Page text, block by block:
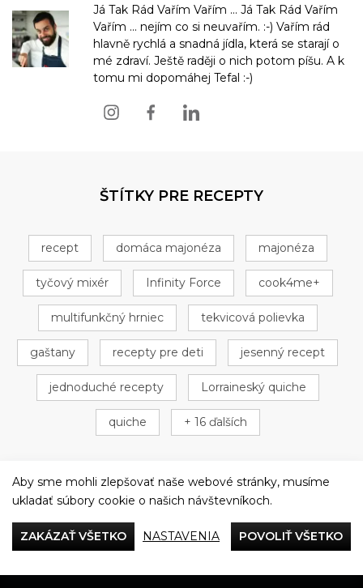
Já Tak Rád Vařím Vařím ... Já Tak Rád Vařím
Vařím ... nejím co si neuvařím. :-) Vařím rád
hlavně rychlá a snadná jídla, která se starají o
mé zdraví. Ještě raději o nich potom píšu. A k
tomu mi dopomáhej Tefal :-)
ŠTÍTKY PRE RECEPTY
recept domáca majonéza majonéza
tyčový mixér Infinity Force cook4me+
multifunkčný hrniec tekvicová polievka
gaštany recepty pre deti jesenný recept
jednoduché recepty Lorraineský quiche
quiche + 16 ďalších
Večeriame společne
Aby sme mohli zlepšovať naše webové stránky, musíme
ukladať súbory cookie o našich návštevníkoch.
ZAKÁZAŤ VŠETKO NASTAVENIA POVOLIŤ VŠETKO